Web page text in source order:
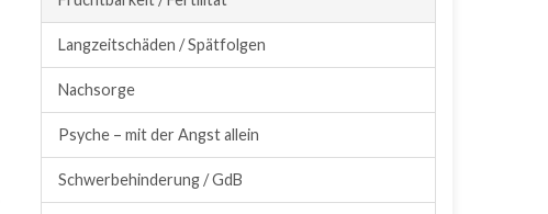
Langzeitschäden / Spätfolgen
Nachsorge
Psyche – mit der Angst allein
Schwerbehinderung / GdB